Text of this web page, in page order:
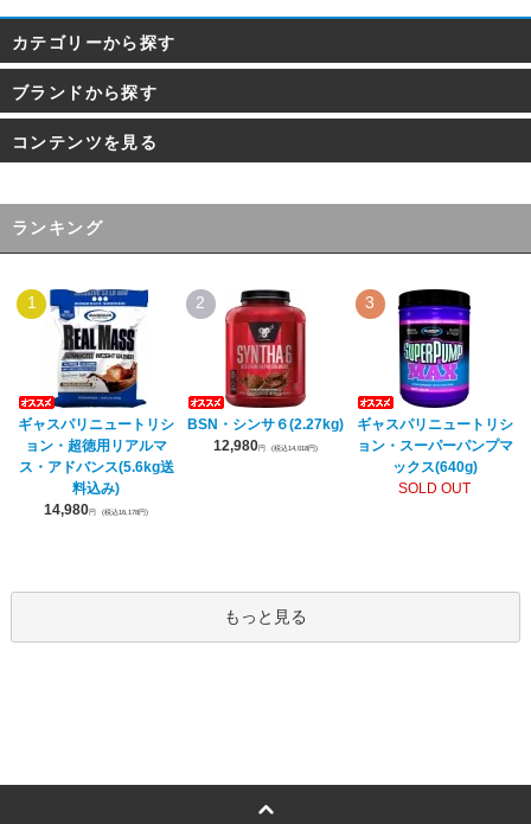
カテゴリーから探す
ブランドから探す
コンテンツを見る
ランキング
1
ギャスパリニュートリシ
ョン・超徳用リアルマ
ス・アドバンス(5.6kg送
料込み)
14,980円 (税込16,178円)
2
BSN・シンサ６(2.27kg)
12,980円 (税込14,018円)
3
ギャスパリニュートリシ
ョン・スーパーパンプマ
ックス(640g)
SOLD OUT
もっと見る